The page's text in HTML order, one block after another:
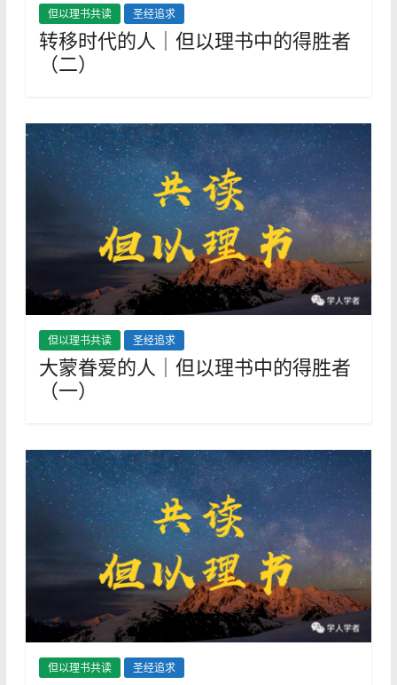
但以理书共读 圣经追求
转移时代的人｜但以理书中的得胜者
（二）
但以理书共读 圣经追求
大蒙眷爱的人｜但以理书中的得胜者
（一）
但以理书共读 圣经追求